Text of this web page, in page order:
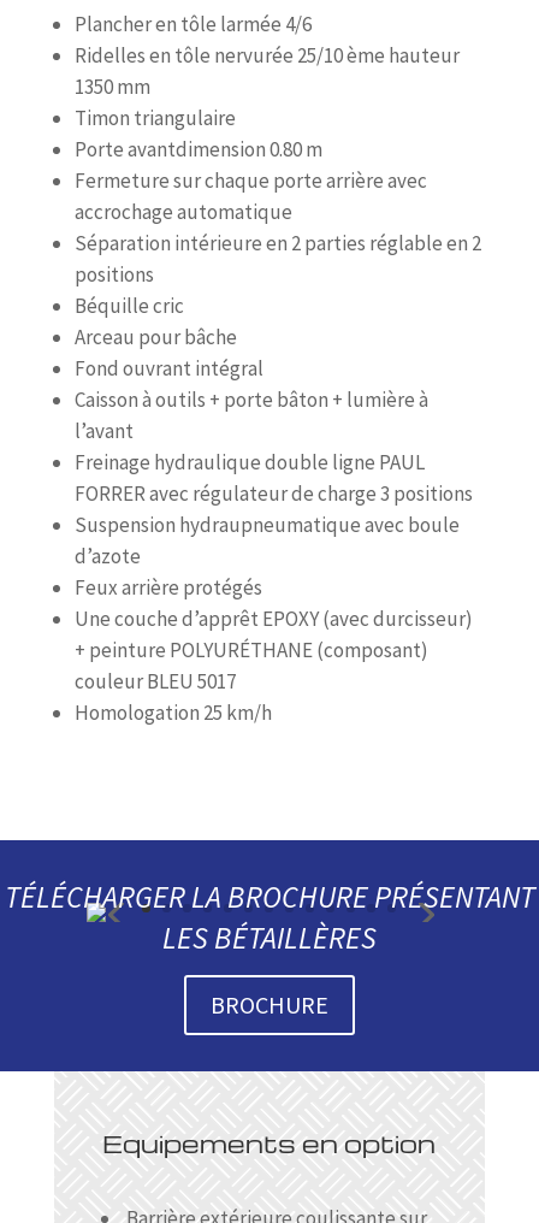
Plancher en tôle larmée 4/6
Ridelles en tôle nervurée 25/10 ème hauteur
1350 mm
Timon triangulaire
Porte avantdimension 0.80 m
Fermeture sur chaque porte arrière avec
accrochage automatique
Séparation intérieure en 2 parties réglable en 2
positions
Béquille cric
Arceau pour bâche
Fond ouvrant intégral
Caisson à outils + porte bâton + lumière à
l’avant
Freinage hydraulique double ligne PAUL
FORRER avec régulateur de charge 3 positions
Suspension hydraupneumatique avec boule
d’azote
Feux arrière protégés
Une couche d’apprêt EPOXY (avec durcisseur)
+ peinture POLYURÉTHANE (composant)
couleur BLEU 5017
Homologation 25 km/h
TÉLÉCHARGER LA BROCHURE PRÉSENTANT
LES BÉTAILLÈRES
BROCHURE
Equipements en option